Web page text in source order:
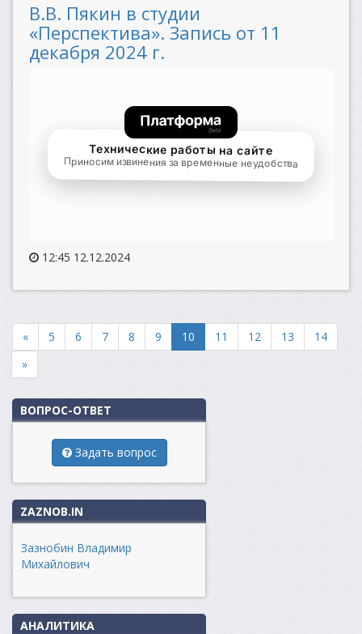
В.В. Пякин в студии
«Перспектива». Запись от 11
декабря 2024 г.
12:45 12.12.2024
« 5 6 7 8 9 10 11 12 13
14
»
ВОПРОС-ОТВЕТ
Задать вопрос
ZAZNOB.IN
Зазнобин Владимир
Михайлович
АНАЛИТИКА